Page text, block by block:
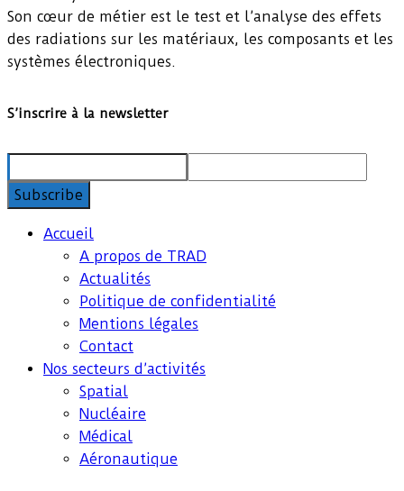
Son cœur de métier est le test et l’analyse des effets
des radiations sur les matériaux, les composants et les
systèmes électroniques.
S’inscrire à la newsletter
Accueil
A propos de TRAD
Actualités
Politique de confidentialité
Mentions légales
Contact
Nos secteurs d’activités
Spatial
Nucléaire
Médical
Aéronautique